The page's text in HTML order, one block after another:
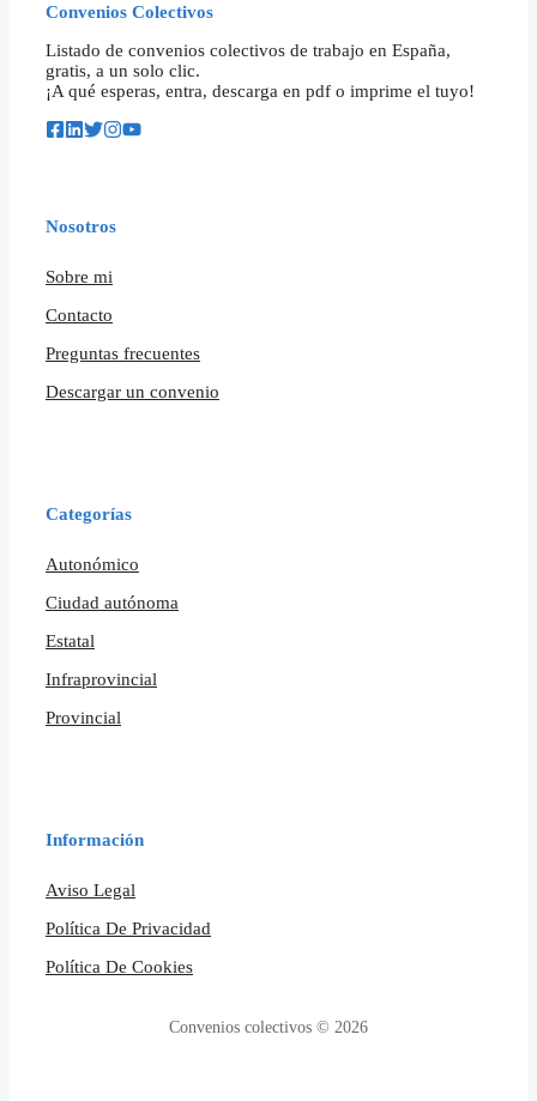
Convenios Colectivos
Listado de convenios colectivos de trabajo en España,
gratis, a un solo clic.
¡A qué esperas, entra, descarga en pdf o imprime el tuyo!
Nosotros
Sobre mi
Contacto
Preguntas frecuentes
Descargar un convenio
Categorías
Autonómico
Ciudad autónoma
Estatal
Infraprovincial
Provincial
Información
Aviso Legal
Política De Privacidad
Política De Cookies
Convenios colectivos © 2026